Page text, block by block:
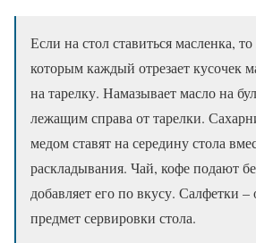
Если на стол ставиться масленка,
которым каждый отрезает кусочек
на тарелку. Намазывает масло на
лежащим справа от тарелки.
медом ставят на середину стола
раскладывания. Чай, кофе подают
добавляет его по вкусу. Салфетки –
предмет сервировки стола.